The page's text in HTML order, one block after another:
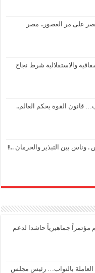
على مر العصور.. مصر
والاستقلالية شرط نجاح
قانون القوة يحكم العالم..
وناس بين التبذير والحرمان ..!!
جماهيرياً حاشدا لدعم
العاملة بالنواب… رئيس مجلس